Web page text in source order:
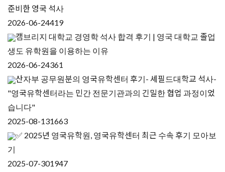
준비한 영국 석사
2026-06-24419
캠브리지 대학교 경영학 석사 합격 후기 | 영국 대학교 졸업
생도 유학원을 이용하는 이유
2026-06-24361
산자부 공무원분의 영국유학센터 후기- 셰필드대학교 석사-
"영국유학센터라는 민간 전문기관과의 긴밀한 협업 과정이었
습니다"
2025-08-131663
✅ 2025년 영국유학원, 영국유학센터 최근 수속 후기 모아보
기
2025-07-301947